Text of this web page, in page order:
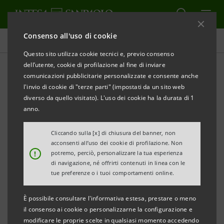
Consenso all'uso di cookie
Questo sito utilizza cookie tecnici e, previo consenso
dell’utente, cookie di profilazione al fine di inviare
comunicazioni pubblicitarie personalizzate e consente anche
l'invio di cookie di "terze parti" (impostati da un sito web
diverso da quello visitato). L'uso dei cookie ha la durata di 1
anno.
!
Cliccando sulla [x] di chiusura del banner, non
acconsenti all’uso dei cookie di profilazione. Non
potremo, perciò, personalizzare la tua esperienza
di navigazione, né offrirti contenuti in linea con le
tue preferenze o i tuoi comportamenti online.
È possibile consultare l'informativa estesa, prestare o meno
il consenso ai cookie o personalizzarne la configurazione e
modificare le proprie scelte in qualsiasi momento accedendo
Comunicati stampa
STAMPA AGGIORNA
INTESA SANPAOLO: ARRIVA IN LIGURIA
"CRESCIBUSINESS DIGITALIZZIAMO IN TOUR"
PER RACCONTARE L’INNOVAZIONE DIGITALE DELLE
AZIENDE
Un’iniziativa dedicata all’imprenditoria
artigiana, commerciale e turistica che ha
saputo dare una svolta digitale al proprio
Premiate cinque aziende liguri: Omnia